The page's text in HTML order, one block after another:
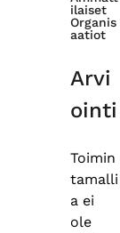
ilaiset
Organis
aatiot
Arvi
ointi
Toimin
tamalli
a ei
ole